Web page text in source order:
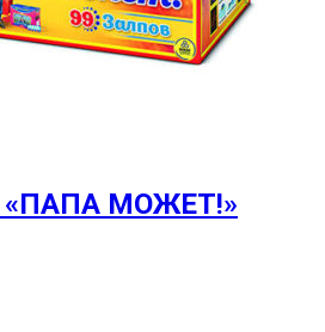
«ПАПА МОЖЕТ!»